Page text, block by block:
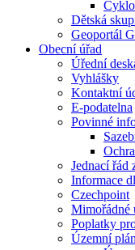
Dětská
Geoportál
Obecní úřad
Úřední
Vyhlášky
Kontaktní
E-podatelna
Povinné
Jednací řád
Informace
Czechpoint
Mimořádné
Poplatky
Územní